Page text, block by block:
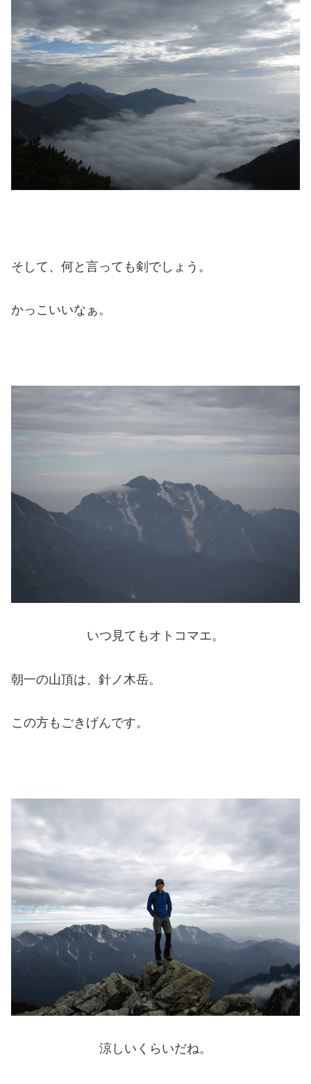
そして、何と言っても剣でしょう。
かっこいいなぁ。
いつ見てもオトコマエ。
朝一の山頂は、針ノ木岳。
この方もごきげんです。
涼しいくらいだね。